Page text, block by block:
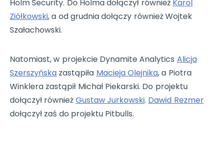
Holm Security. Do Holma dołączył również Karol
Ziółkowski, a od grudnia dołączy również Wojtek
Szałachowski.
Natomiast, w projekcie Dynamite Analytics Alicja
Szerszyńska zastąpiła Macieja Olejnika, a Piotra
Winklera zastąpił Michał Piekarski. Do projektu
dołączył również Gustaw Jurkowski. Dawid Rezmer
dołączył zaś do projektu Pitbulls.